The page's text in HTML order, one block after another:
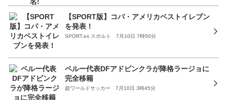
【SPORT版】コパ・アメリカベストイレブン
を発表！
SPORT.es スポルト 7月10日 7時50分
ペルー代表DFアドビンクラが降格ラージョに
完全移籍
超ワールドサッカー 7月10日 3時45分